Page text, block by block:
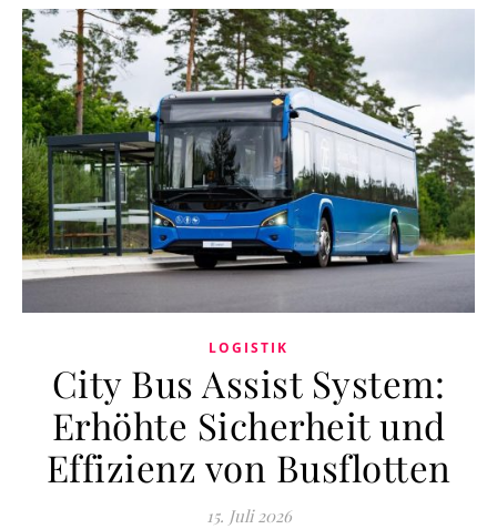
LOGISTIK
City Bus Assist System:
Erhöhte Sicherheit und
Effizienz von Busflotten
15. Juli 2026